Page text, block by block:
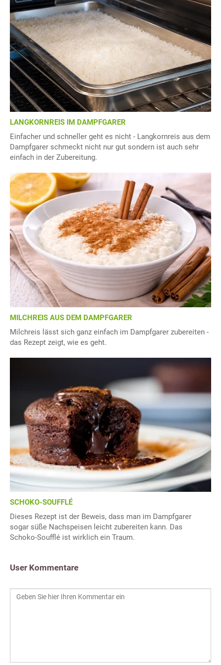
LANGKORNREIS IM DAMPFGARER
Einfacher und schneller geht es nicht - Langkornreis aus dem
Dampfgarer schmeckt nicht nur gut sondern ist auch sehr
einfach in der Zubereitung.
MILCHREIS AUS DEM DAMPFGARER
Milchreis lässt sich ganz einfach im Dampfgarer zubereiten -
das Rezept zeigt, wie es geht.
SCHOKO-SOUFFLÉ
Dieses Rezept ist der Beweis, dass man im Dampfgarer
sogar süße Nachspeisen leicht zubereiten kann. Das
Schoko-Soufflé ist wirklich ein Traum.
User Kommentare